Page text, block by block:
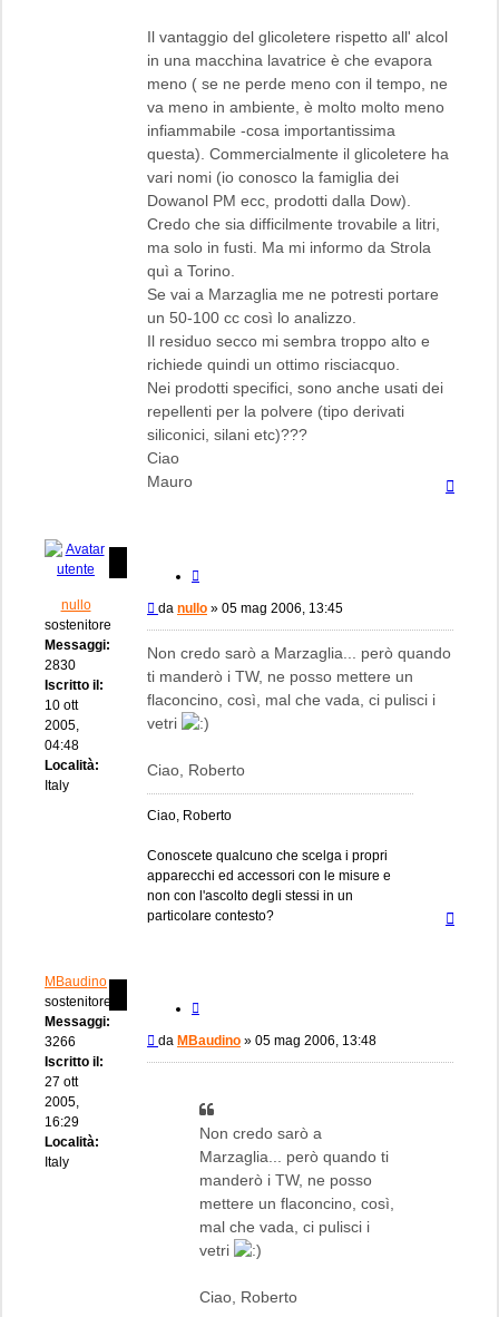
Il vantaggio del glicoletere rispetto all' alcol
in una macchina lavatrice è che evapora
meno ( se ne perde meno con il tempo, ne
va meno in ambiente, è molto molto meno
infiammabile -cosa importantissima
questa). Commercialmente il glicoletere ha
vari nomi (io conosco la famiglia dei
Dowanol PM ecc, prodotti dalla Dow).
Credo che sia difficilmente trovabile a litri,
ma solo in fusti. Ma mi informo da Strola
quì a Torino.
Se vai a Marzaglia me ne potresti portare
un 50-100 cc così lo analizzo.
Il residuo secco mi sembra troppo alto e
richiede quindi un ottimo risciacquo.
Nei prodotti specifici, sono anche usati dei
repellenti per la polvere (tipo derivati
siliconici, silani etc)???
Ciao
Mauro
nullo
sostenitore
Messaggi:
2830
Iscritto il:
10 ott
2005,
04:48
Località:
Italy
Messaggio
da nullo » 05 mag 2006, 13:45
Non credo sarò a Marzaglia... però quando
ti manderò i TW, ne posso mettere un
flaconcino, così, mal che vada, ci pulisci i
vetri
Ciao, Roberto
Ciao, Roberto
Conoscete qualcuno che scelga i propri
apparecchi ed accessori con le misure e
non con l'ascolto degli stessi in un
particolare contesto?
MBaudino
sostenitore
Messaggi:
3266
Iscritto il:
27 ott
2005,
16:29
Località:
Italy
Messaggio
da MBaudino » 05 mag 2006, 13:48
Non credo sarò a
Marzaglia... però quando ti
manderò i TW, ne posso
mettere un flaconcino, così,
mal che vada, ci pulisci i
vetri
Ciao, Roberto